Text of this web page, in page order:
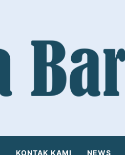
KONTAK KAMI NEWS